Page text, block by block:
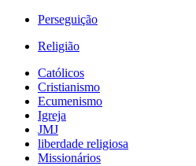
Perseguição
Religião
Católicos
Cristianismo
Ecumenismo
Igreja
JMJ
liberdade religiosa
Missionários